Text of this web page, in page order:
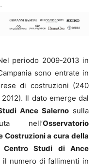
periodo 2009-2013 in
sono entrate in
di costruzioni (240
Il dato emerge dal
Ance Salerno sulla
nell’Osservatorio
Costruzioni a cura della
Centro Studi di Ance
numero di fallimenti in